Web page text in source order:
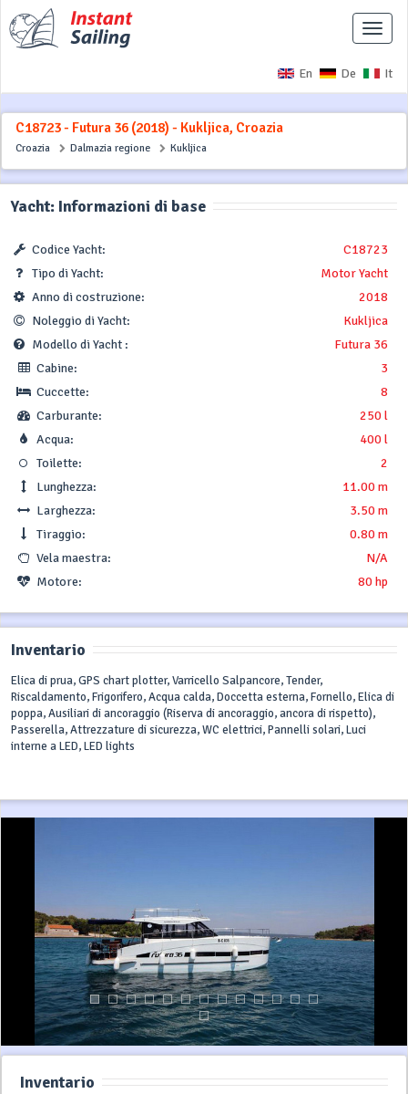
En De It
C18723 - Futura 36 (2018) - Kukljica, Croazia
Croazia Dalmazia regione Kukljica
Yacht: Informazioni di base
Codice Yacht:
C18723
Tipo di Yacht:
Motor Yacht
Anno di costruzione:
2018
Noleggio di Yacht:
Kukljica
Modello di Yacht :
Futura 36
Cabine:
3
Cuccette:
8
Carburante:
250 l
Acqua:
400 l
Toilette:
2
Lunghezza:
11.00 m
Larghezza:
3.50 m
Tiraggio:
0.80 m
Vela maestra:
N/A
Motore:
80 hp
Inventario
Elica di prua, GPS chart plotter, Varricello Salpancore, Tender,
Riscaldamento, Frigorifero, Acqua calda, Doccetta esterna, Fornello, Elica di
poppa, Ausiliari di ancoraggio (Riserva di ancoraggio, ancora di rispetto),
Passerella, Attrezzature di sicurezza, WC elettrici, Pannelli solari, Luci
interne a LED, LED lights
Inventario